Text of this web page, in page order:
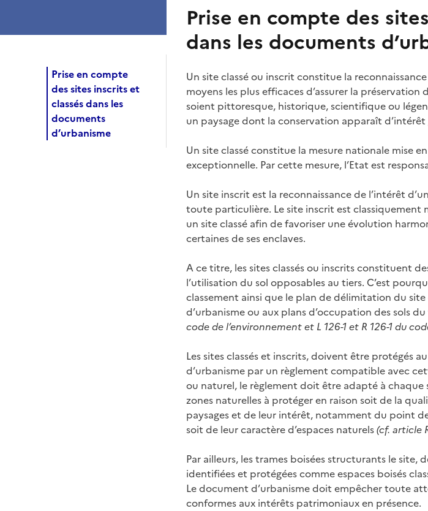
Prise en compte
des sites inscrits et
classés dans les
documents
d’urbanisme
Prise en compte des
dans les documents
Un site classé ou inscrit constitue la
moyens les plus efficaces d’assurer la préservation
soient pittoresque, historique, scientifique ou
un paysage dont la conservation apparaît d’intérêt
Un site classé constitue la mesure nationale mise
exceptionnelle. Par cette mesure, l’Etat est
Un site inscrit est la reconnaissance de l’intérêt
toute particulière. Le site inscrit est classiquement
un site classé afin de favoriser une évolution
certaines de ses enclaves.
A ce titre, les sites classés ou inscrits constituent
l’utilisation du sol opposables au tiers. C’est
classement ainsi que le plan de délimitation du
d’urbanisme ou aux plans d’occupation des sols
code de l’environnement et L 126-1 et R 126-1 du
Les sites classés et inscrits, doivent être protégés
d’urbanisme par un règlement compatible avec
ou naturel, le règlement doit être adapté à chaque
zones naturelles à protéger en raison soit de la
paysages et de leur intérêt, notamment du point
soit de leur caractère d’espaces naturels(cf. article
Par ailleurs, les trames boisées structurants le
identifiées et protégées comme espaces boisés
Le document d’urbanisme doit empêcher toute
conformes aux intérêts patrimoniaux en présence.